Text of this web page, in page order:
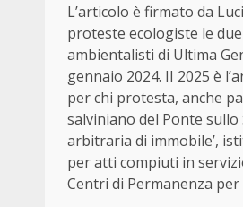
L’articolo è firmato da
proteste ecologiste le
ambientalisti di Ultima
gennaio 2024. II 2025 è
per chi protesta, anche
salviniano del Ponte sullo
arbitraria di immobile’,
per atti compiuti in
Centri di Permanenza